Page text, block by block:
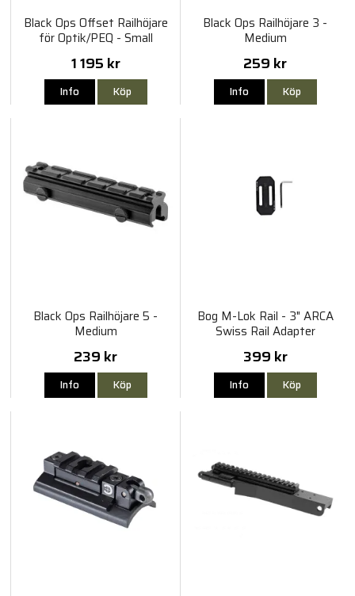
Black Ops Offset Railhöjare
för Optik/PEQ - Small
1 195 kr
Info Köp
Black Ops Railhöjare 3 -
Medium
259 kr
Info Köp
Black Ops Railhöjare 5 -
Medium
239 kr
Info Köp
Bog M-Lok Rail - 3" ARCA
Swiss Rail Adapter
399 kr
Info Köp